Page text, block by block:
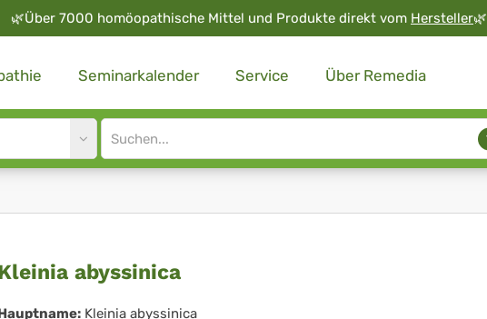
🌿Über 7000 homöopathische Mittel und Produkte direkt vom Hersteller🌿
Seminarkalender Service Über Remedia
Site
search
abyssinica
Kleinia abyssinica